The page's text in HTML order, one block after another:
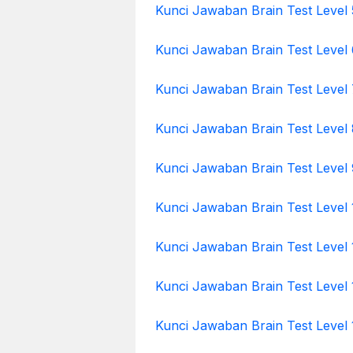
Kunci Jawaban Brain Test Level
Kunci Jawaban Brain Test Level
Kunci Jawaban Brain Test Level
Kunci Jawaban Brain Test Level
Kunci Jawaban Brain Test Level
Kunci Jawaban Brain Test Level
Kunci Jawaban Brain Test Level
Kunci Jawaban Brain Test Level
Kunci Jawaban Brain Test Level